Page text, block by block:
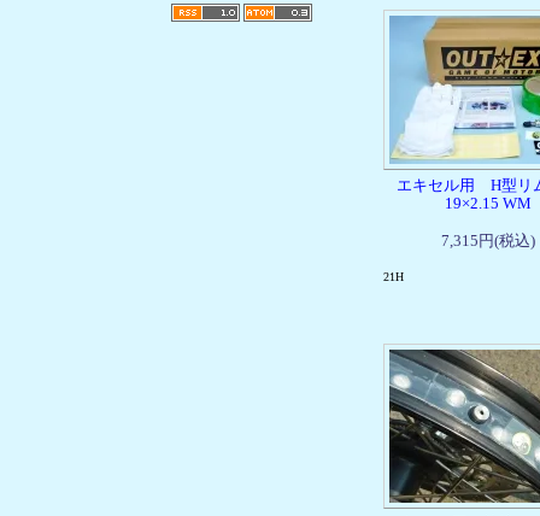
エキセル用 H型リ
19×2.15 WM
7,315円(税込)
21H